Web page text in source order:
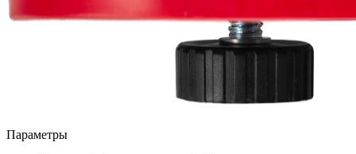
Параметры